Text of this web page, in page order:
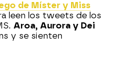
de Míster y Miss
leen los tweets de los
Aroa, Aurora y Dei
y se sienten